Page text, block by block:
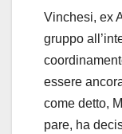
Vinchesi, ex
gruppo
essere
come detto,
pare, ha